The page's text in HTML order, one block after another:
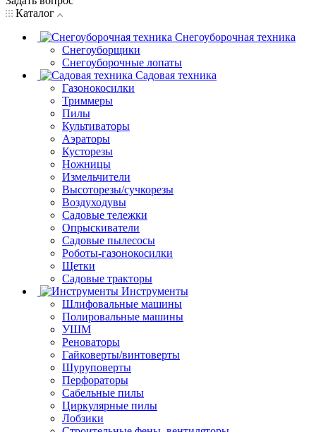
Каталог
Снегоуборочная техника
Снегоуборщики
Снегоуборочные лопаты
Садовая техника
Газонокосилки
Триммеры
Пилы
Культиваторы
Аэраторы
Кусторезы
Ножницы
Измельчители
Высоторезы/сучкорезы
Воздуходувы
Садовые тележки
Опрыскиватели
Садовые пылесосы
Роботы-газонокосилки
Щетки
Садовые тракторы
Инструменты
Шлифовальные машины
Полировальные машины
УШМ
Реноваторы
Гайковерты/винтоверты
Шуруповерты
Перфораторы
Сабельные пилы
Циркулярные пилы
Лобзики